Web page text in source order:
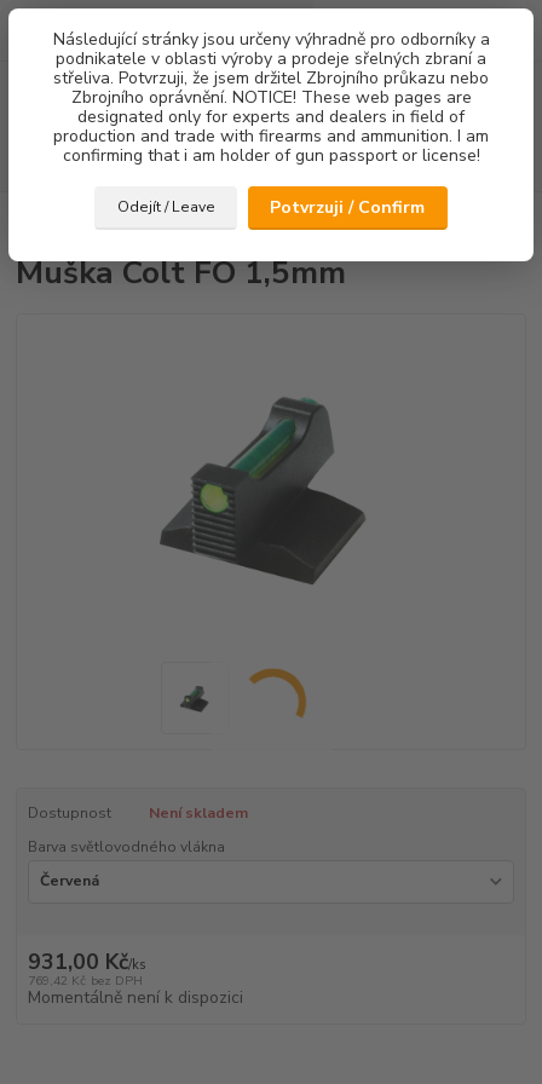
Následující stránky jsou určeny výhradně pro odborníky a
podnikatele v oblasti výroby a prodeje sřelných zbraní a
střeliva. Potvrzuji, že jsem držitel Zbrojního průkazu nebo
Zbrojního oprávnění. NOTICE! These web pages are
designated only for experts and dealers in field of
production and trade with firearms and ammunition. I am
confirming that i am holder of gun passport or license!
Odejít / Leave Potvrzuji / Confirm
Menu
Hledat
za0,00 Kč
Muška Colt FO 1,5mm
Muška Colt FO 1,5mm
Dostupnost
Není skladem
Barva světlovodného vlákna
931,00 Kč/ks
769,42 Kč bez DPH
Momentálně není k dispozici